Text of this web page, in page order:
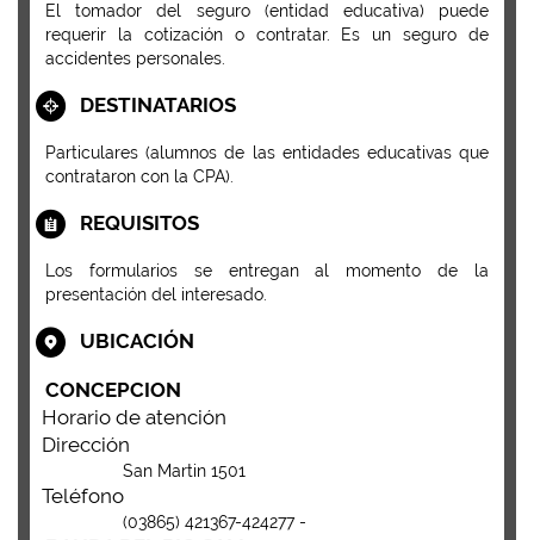
El tomador del seguro (entidad educativa) puede
requerir la cotización o contratar. Es un seguro de
accidentes personales.
DESTINATARIOS
Particulares (alumnos de las entidades educativas que
contrataron con la CPA).
REQUISITOS
Los formularios se entregan al momento de la
presentación del interesado.
UBICACIÓN
CONCEPCION
Horario de atención
Dirección
San Martin 1501
Teléfono
(03865) 421367-424277 -